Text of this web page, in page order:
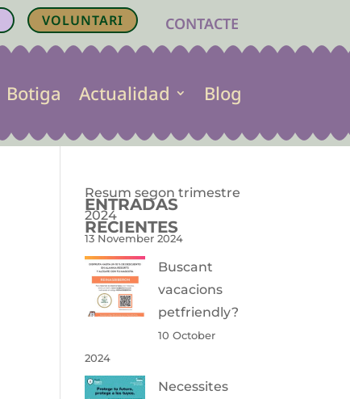
VOLUNTARI CONTACTE
Botiga Actualidad Blog
ENTRADAS
RECIENTES
Resum segon trimestre
2024
13 November 2024
Buscant
vacacions
petfriendly?
10 October
2024
Necessites